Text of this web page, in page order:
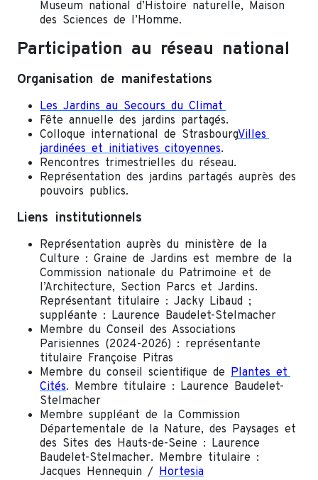
Museum national d’Histoire naturelle, Maison
des Sciences de l’Homme.
Participation au réseau national
Organisation de manifestations
Les Jardins au Secours du Climat
Fête annuelle des jardins partagés.
Colloque international de StrasbourgVilles
jardinées et initiatives citoyennes.
Rencontres trimestrielles du réseau.
Représentation des jardins partagés auprès des
pouvoirs publics.
Liens institutionnels
Représentation auprès du ministère de la
Culture : Graine de Jardins est membre de la
Commission nationale du Patrimoine et de
l’Architecture, Section Parcs et Jardins.
Représentant titulaire : Jacky Libaud ;
suppléante : Laurence Baudelet-Stelmacher
Membre du Conseil des Associations
Parisiennes (2024-2026) : représentante
titulaire Françoise Pitras
Membre du conseil scientifique de Plantes et
Cités. Membre titulaire : Laurence Baudelet-
Stelmacher
Membre suppléant de la Commission
Départementale de la Nature, des Paysages et
des Sites des Hauts-de-Seine : Laurence
Baudelet-Stelmacher. Membre titulaire :
Jacques Hennequin / Hortesia